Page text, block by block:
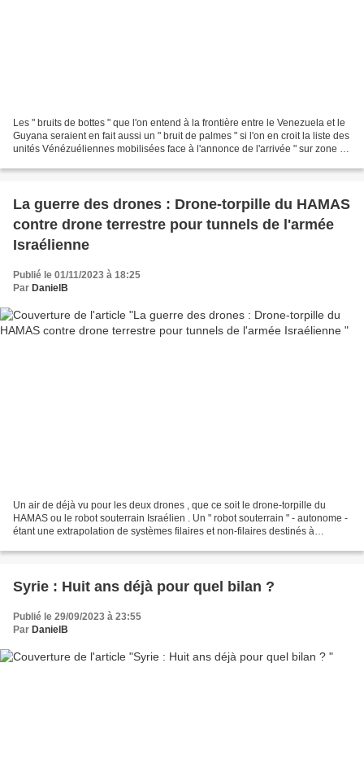
Les " bruits de bottes " que l'on entend à la frontière entre le Venezuela et le
Guyana seraient en fait aussi un " bruit de palmes " si l'on en croit la liste des
unités Vénézuéliennes mobilisées face à l'annonce de l'arrivée " sur zone "
La guerre des drones : Drone-torpille du HAMAS
contre drone terrestre pour tunnels de l'armée
Israélienne
Publié le 01/11/2023 à 18:25
Par DanielB
Un air de déjà vu pour les deux drones , que ce soit le drone-torpille du
HAMAS ou le robot souterrain Israélien . Un " robot souterrain " - autonome -
étant une extrapolation de systèmes filaires et non-filaires destinés à
Syrie : Huit ans déjà pour quel bilan ?
Publié le 29/09/2023 à 23:55
Par DanielB